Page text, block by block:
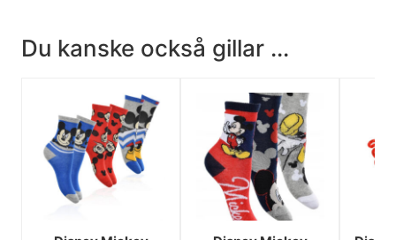
Du kanske också gillar ...